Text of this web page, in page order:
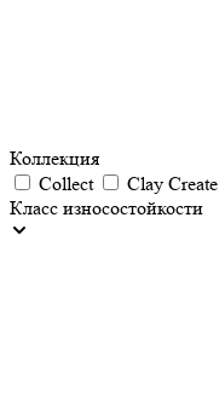
Коллекция
Collect
Clay Create
Класс износостойкости